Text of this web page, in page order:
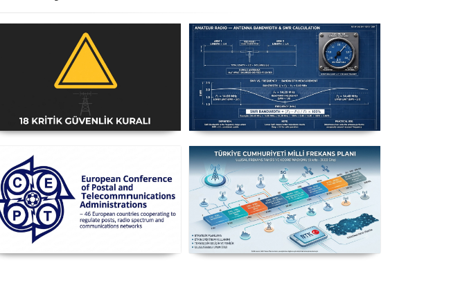
Amatör Telsiz İstasyonları
Uzuntel’den Yagi’ye
Seçimi] - 2026 Güncel
Posta ve Telekomünikasyon
Milli Frekans Planı